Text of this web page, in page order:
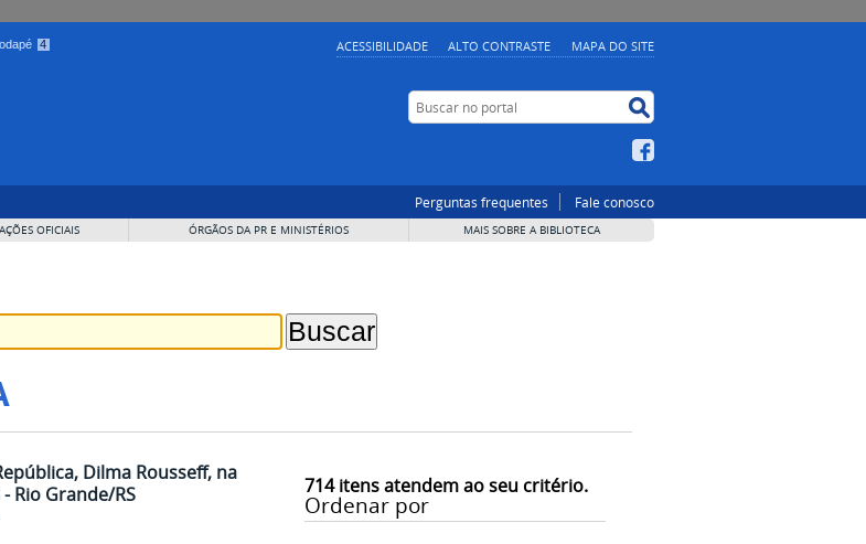
4 ACESSIBILIDADE ALTO CONTRASTE MAPA DO SITE
Buscar no portal
Perguntas frequentes Fale conosco
OFICIAIS ÓRGÃOS DA PR E MINISTÉRIOS MAIS SOBRE A BIBLIOTECA
714itens atendem ao seu critério.
Ordenar por
Dilma Rousseff, na
Rio Grande/RS